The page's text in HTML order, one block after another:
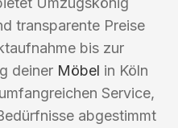
transparente Preise
bis zur
deiner Möbel in Köln
Service,
abgestimmt